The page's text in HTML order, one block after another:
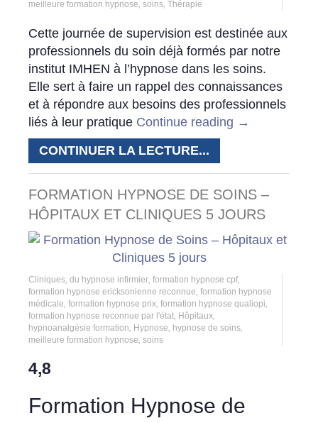
meilleure formation hypnose soins Thérapie
Cette journée de supervision est destinée aux
professionnels du soin déjà formés par notre
institut IMHEN à l’hypnose dans les soins.
Elle sert à faire un rappel des connaissances
et à répondre aux besoins des professionnels
liés à leur pratique Continue reading →
CONTINUER LA LECTURE...
FORMATION HYPNOSE DE SOINS –
HÔPITAUX ET CLINIQUES 5 JOURS
Cliniques du hypnose infirmier formation hypnose cpf,
formation hypnose ericksonienne reconnue formation hypnose
médicale formation hypnose prix formation hypnose qualiopi
formation hypnose reconnue par l'état Hôpitaux
hypnoanalgésie formation Hypnose hypnose de soins
meilleure formation hypnose soins
4,8
Formation Hypnose de